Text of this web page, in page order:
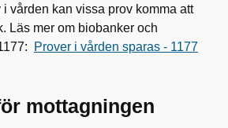
i vården kan vissa prov komma att
Läs mer om biobanker och
Prover i vården sparas - 1177
mottagningen